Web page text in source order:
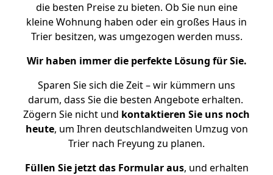
die besten Preise zu bieten. Ob Sie nun eine
kleine Wohnung haben oder ein großes Haus in
Trier besitzen, was umgezogen werden muss.
Wir haben immer die perfekte Lösung für Sie.
Sparen Sie sich die Zeit – wir kümmern uns
darum, dass Sie die besten Angebote erhalten.
Zögern Sie nicht und kontaktieren Sie uns noch
heute, um Ihren deutschlandweiten Umzug von
Trier nach Freyung zu planen.
Füllen Sie jetzt das Formular aus, und erhalten